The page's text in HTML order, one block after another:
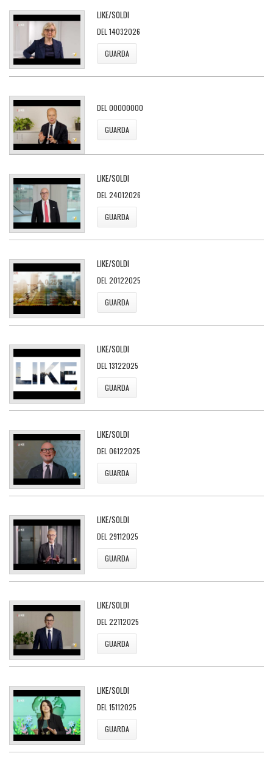
LIKE/SOLDI
DEL 14032026
GUARDA
DEL 00000000
GUARDA
LIKE/SOLDI
DEL 24012026
GUARDA
LIKE/SOLDI
DEL 20122025
GUARDA
LIKE/SOLDI
DEL 13122025
GUARDA
LIKE/SOLDI
DEL 06122025
GUARDA
LIKE/SOLDI
DEL 29112025
GUARDA
LIKE/SOLDI
DEL 22112025
GUARDA
LIKE/SOLDI
DEL 15112025
GUARDA